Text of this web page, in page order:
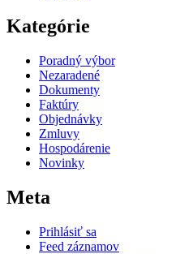
Kategórie
Poradný výbor
Nezaradené
Dokumenty
Faktúry
Objednávky
Zmluvy
Hospodárenie
Novinky
Meta
Prihlásiť sa
Feed záznamov